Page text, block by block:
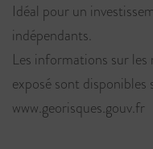
Idéal pour un
indépendants.
Les informations sur les
exposé sont disponibles
www.georisques.gouv.fr